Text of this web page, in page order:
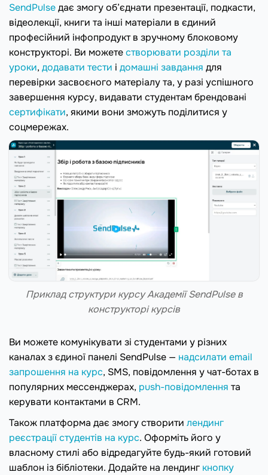
SendPulseдає змогу об’єднати презентації, подкасти,
відеолекції, книги та інші матеріали в єдиний
професійний інфопродукт в зручному блоковому
конструкторі. Ви можетестворювати розділи та
уроки, додавати тести і домашні завдання для
перевірки засвоєного матеріалу та, у разі успішного
завершення курсу, видавати студентам брендовані
сертифікати, якими вони зможуть поділитися у
соцмережах.
Приклад структури курсу Академії SendPulse в
конструкторі курсів
Ви можете комунікувати зі студентами у різних
каналах з єдиної панелі SendPulse — надсилати email
запрошення на курс, SMS, повідомлення у чат-ботах в
популярних мессенджерах, push-повідомлення та
керувати контактами в CRM.
Також платформа дає змогу створити лендинг
реєстрації студентів на курс. Оформіть його у
власному стилі або відредагуйте будь-який готовий
шаблон із бібліотеки. Додайте на лендинг кнопку